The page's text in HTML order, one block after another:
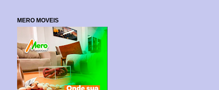
MERO MOVEIS